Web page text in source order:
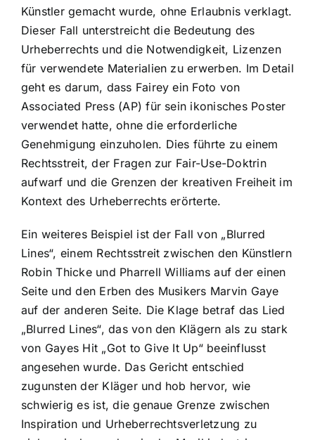
Künstler gemacht wurde, ohne Erlaubnis verklagt.
Dieser Fall unterstreicht die Bedeutung des
Urheberrechts und die Notwendigkeit, Lizenzen
für verwendete Materialien zu erwerben. Im Detail
geht es darum, dass Fairey ein Foto von
Associated Press (AP) für sein ikonisches Poster
verwendet hatte, ohne die erforderliche
Genehmigung einzuholen. Dies führte zu einem
Rechtsstreit, der Fragen zur Fair-Use-Doktrin
aufwarf und die Grenzen der kreativen Freiheit im
Kontext des Urheberrechts erörterte.
Ein weiteres Beispiel ist der Fall von „Blurred
Lines“, einem Rechtsstreit zwischen den Künstlern
Robin Thicke und Pharrell Williams auf der einen
Seite und den Erben des Musikers Marvin Gaye
auf der anderen Seite. Die Klage betraf das Lied
„Blurred Lines“, das von den Klägern als zu stark
von Gayes Hit „Got to Give It Up“ beeinflusst
angesehen wurde. Das Gericht entschied
zugunsten der Kläger und hob hervor, wie
schwierig es ist, die genaue Grenze zwischen
Inspiration und Urheberrechtsverletzung zu